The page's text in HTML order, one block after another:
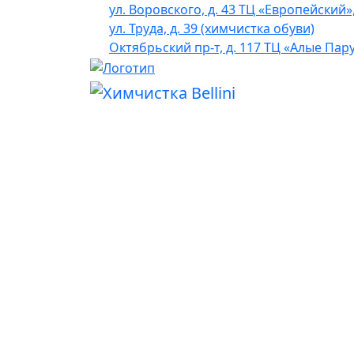
ул. Воровского, д. 43 ТЦ
ул. Труда, д. 39 (химчистка обуви)
Октябрьский пр-т, д. 117 ТЦ «Алые